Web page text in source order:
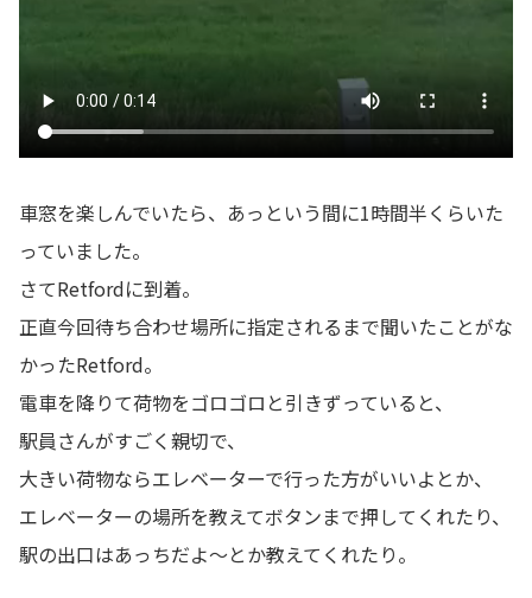
車窓を楽しんでいたら、あっという間に1時間半くらいた
っていました。
さてRetfordに到着。
正直今回待ち合わせ場所に指定されるまで聞いたことがな
かったRetford。
電車を降りて荷物をゴロゴロと引きずっていると、
駅員さんがすごく親切で、
大きい荷物ならエレベーターで行った方がいいよとか、
エレベーターの場所を教えてボタンまで押してくれたり、
駅の出口はあっちだよ～とか教えてくれたり。